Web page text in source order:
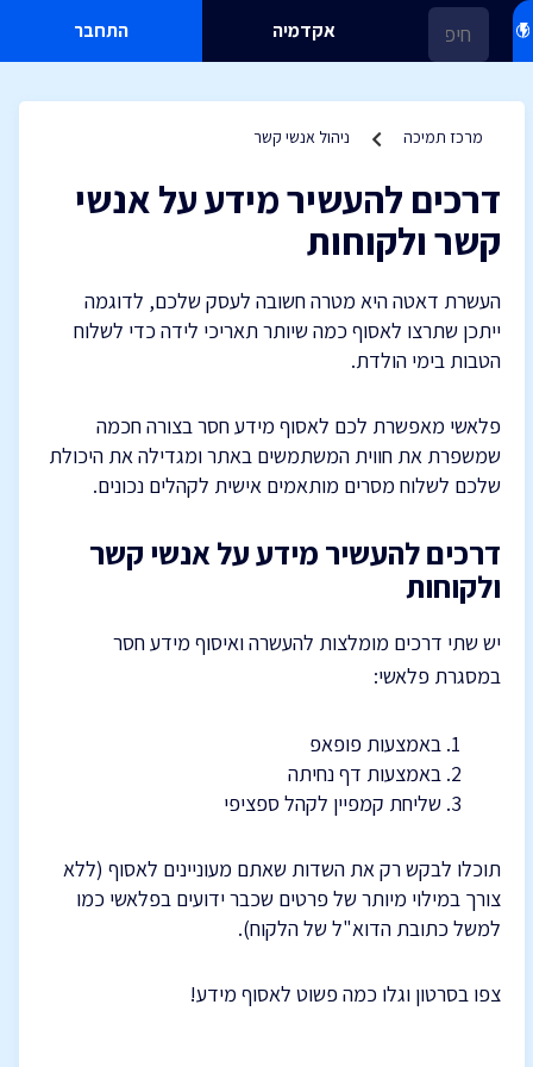
אקדמיה התחבר
מרכז תמיכה ניהול אנשי קשר
דרכים להעשיר מידע על אנשי
קשר ולקוחות
העשרת דאטה היא מטרה חשובה לעסק שלכם, לדוגמה
ייתכן שתרצו לאסוף כמה שיותר תאריכי לידה כדי לשלוח
הטבות בימי הולדת.
פלאשי מאפשרת לכם לאסוף מידע חסר בצורה חכמה
שמשפרת את חווית המשתמשים באתר ומגדילה את היכולת
שלכם לשלוח מסרים מותאמים אישית לקהלים נכונים.
דרכים להעשיר מידע על אנשי קשר
ולקוחות
יש שתי דרכים מומלצות להעשרה ואיסוף מידע חסר
במסגרת פלאשי:
באמצעות פופאפ
באמצעות דף נחיתה
שליחת קמפיין לקהל ספציפי
תוכלו לבקש רק את השדות שאתם מעוניינים לאסוף (ללא
צורך במילוי מיותר של פרטים שכבר ידועים בפלאשי כמו
למשל כתובת הדוא"ל של הלקוח).
צפו בסרטון וגלו כמה פשוט לאסוף מידע!